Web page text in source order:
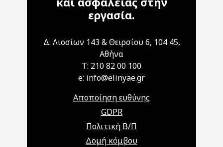
εργασία.
Δ: Λιοσίων 143 & Θειρσίου 6, 104 45,
Αθήνα
T: 210 82 00 100
e: info@elinyae.gr
Αποποίηση ευθύνης
GDPR
Πολιτική Β/Π
Δομή κόμβου